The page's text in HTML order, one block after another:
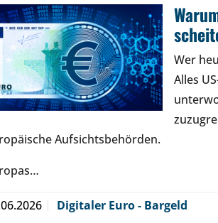
Wer
Alles
Aufsichtsbehörden.
Digitaler Euro - Bargeld